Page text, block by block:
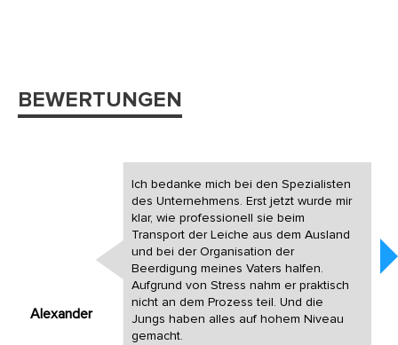
BEWERTUNGEN
Alexander
Ich bedanke mich bei den Spezialisten
des Unternehmens. Erst jetzt wurde mir
klar, wie professionell sie beim
Transport der Leiche aus dem Ausland
und bei der Organisation der
Beerdigung meines Vaters halfen.
Aufgrund von Stress nahm er praktisch
nicht an dem Prozess teil. Und die
Jungs haben alles auf hohem Niveau
gemacht.